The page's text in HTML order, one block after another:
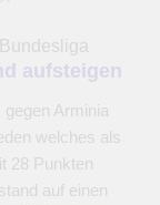
aufsteigen
Arminia
welches als
28 Punkten
auf einen